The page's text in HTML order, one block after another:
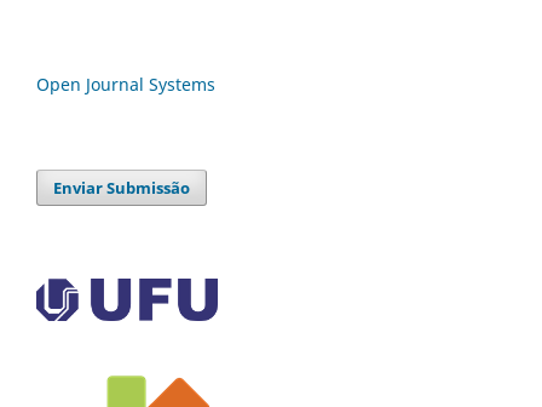
Open Journal Systems
Enviar Submissão